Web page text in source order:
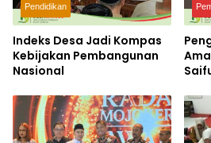
Pendidikan
Indeks Desa Jadi Kompas
Kebijakan Pembangunan
Nasional